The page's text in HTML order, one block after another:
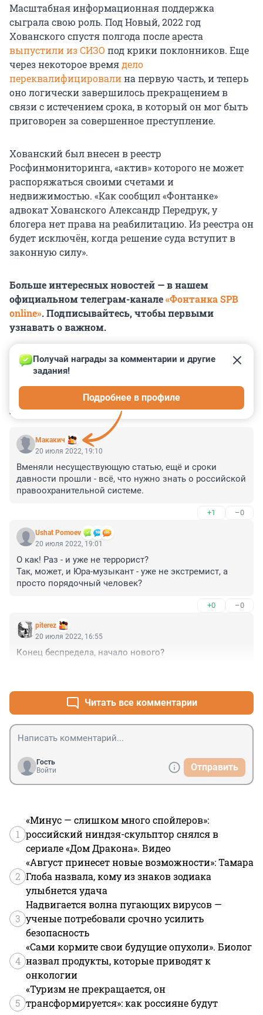
Масштабная информационная поддержка
сыграла свою роль. Под Новый, 2022 год
Хованского спустя полгода после ареста
выпустили из СИЗО под крики поклонников. Еще
через некоторое времядело
переквалифицировалина первую часть, и теперь
оно логически завершилось прекращением в
связи с истечением срока, в который он мог быть
приговорен за совершенное преступление.
Хованский был внесен в реестр
Росфинмониторинга, «актив» которого не может
распоряжаться своими счетами и
недвижимостью. «Как сообщил «Фонтанке»
адвокат Хованского Александр Передрук, у
блогера нет права на реабилитацию. Из реестра он
будет исключён, когда решение суда вступит в
законную силу».
Больше интересных новостей — в нашем
официальном телеграм-канале«Фонтанка SPB
online». Подписывайтесь, чтобы первыми
узнавать о важном.
КОММЕНТАРИИ 7
Макакич
Получай награды за комментарии и другие
задания!
Подробнее в профиле
20 июля 2022, 19:10
Вменяли несуществующую статью, ещё и сроки
давности прошли - всё, что нужно знать о российской
правоохранительной системе.
+1 –0
Ushat Pomoev
20 июля 2022, 19:01
О как! Раз - и уже не террорист?
Так, может, и Юра-музыкант - уже не экстремист, а
просто порядочный человек?
+0 –0
piterez
20 июля 2022, 16:55
Конец беспредела, начало нового?
Читать все комментарии
Гость
Войти
Отправить
1
«Минус — слишком много спойлеров»:
российский ниндзя-скульптор снялся в
сериале «Дом Дракона». Видео
2
«Август принесет новые возможности»: Тамара
Глоба назвала, кому из знаков зодиака
улыбнется удача
3
Надвигается волна пугающих вирусов —
ученые потребовали срочно усилить
безопасность
4
«Сами кормите свои будущие опухоли». Биолог
назвал продукты, которые приводят к
онкологии
5
«Туризм не прекращается, он
трансформируется»: как россияне будут